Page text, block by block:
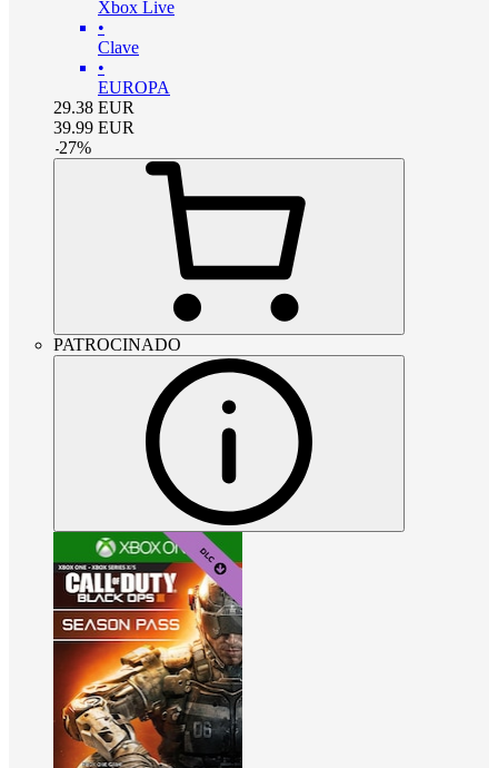
Xbox Live
•
Clave
•
EUROPA
29.38 EUR
39.99 EUR
-27%
PATROCINADO